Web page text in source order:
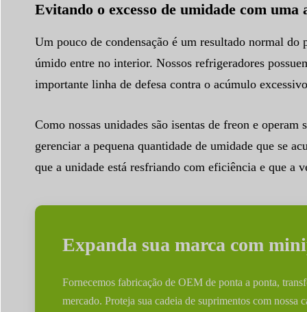
Evitando o excesso de umidade com uma
Um pouco de condensação é um resultado normal
úmido entre no interior. Nossos refrigeradores
importante linha de defesa contra o acúmulo
Como nossas unidades são isentas de freon e
gerenciar a pequena quantidade de umidade que se
que a unidade está resfriando com eficiência e que a
Expanda sua marca com
Fornecemos fabricação de OEM de ponta a ponta,
mercado. Proteja sua cadeia de suprimentos com